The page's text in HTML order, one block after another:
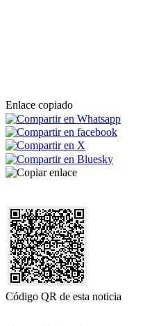
Enlace copiado
Código QR de esta noticia